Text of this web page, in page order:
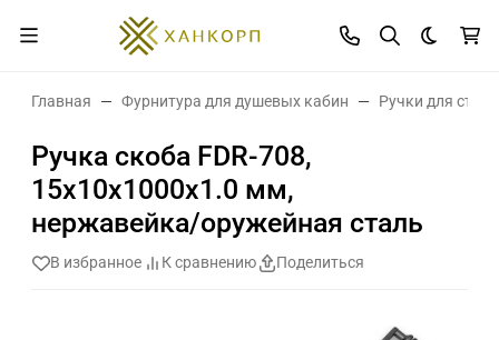
Темная
Главная Фурнитура для душевых кабин Ручки для
Ручка скоба FDR-708,
15х10х1000х1.0 мм,
нержавейка/оружейная сталь
В избранное К сравнению Поделиться